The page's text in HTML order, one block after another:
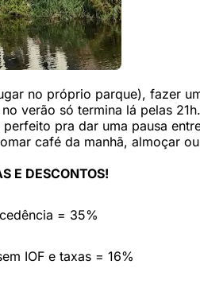
no próprio parque), fazer
verão só termina lá pelas
pra dar uma pausa
café da manhã, almoçar
E DESCONTOS!
= 35%
IOF e taxas = 16%